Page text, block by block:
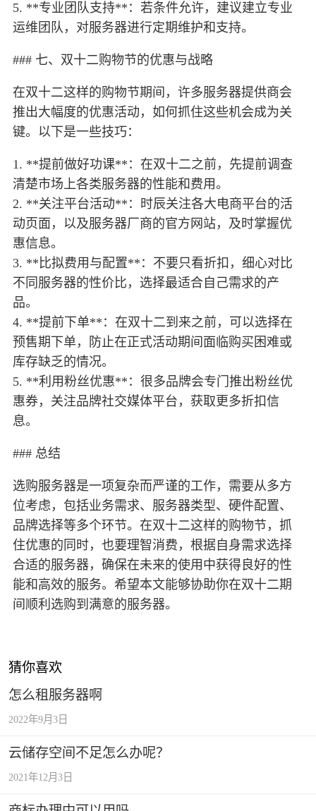
5. **专业团队支持**：若条件允许，建议建立专业
运维团队，对服务器进行定期维护和支持。
### 七、双十二购物节的优惠与战略
在双十二这样的购物节期间，许多服务器提供商会
推出大幅度的优惠活动，如何抓住这些机会成为关
键。以下是一些技巧：
1. **提前做好功课**：在双十二之前，先提前调查
清楚市场上各类服务器的性能和费用。
2. **关注平台活动**：时辰关注各大电商平台的活
动页面，以及服务器厂商的官方网站，及时掌握优
惠信息。
3. **比拟费用与配置**：不要只看折扣，细心对比
不同服务器的性价比，选择最适合自己需求的产
品。
4. **提前下单**：在双十二到来之前，可以选择在
预售期下单，防止在正式活动期间面临购买困难或
库存缺乏的情况。
5. **利用粉丝优惠**：很多品牌会专门推出粉丝优
惠券，关注品牌社交媒体平台，获取更多折扣信
息。
### 总结
选购服务器是一项复杂而严谨的工作，需要从多方
位考虑，包括业务需求、服务器类型、硬件配置、
品牌选择等多个环节。在双十二这样的购物节，抓
住优惠的同时，也要理智消费，根据自身需求选择
合适的服务器，确保在未来的使用中获得良好的性
能和高效的服务。希望本文能够协助你在双十二期
间顺利选购到满意的服务器。
猜你喜欢
怎么租服务器啊
2022年9月3日
云储存空间不足怎么办呢？
2021年12月3日